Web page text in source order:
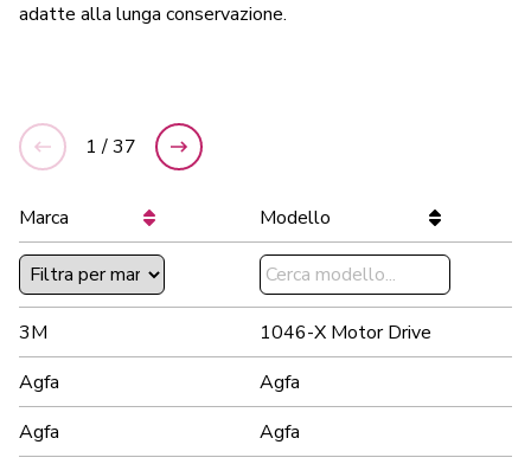
adatte alla lunga conservazione.
precedente
1 / 37 successiva
Marca ordinamento per Marca
Modello
3M
1046-X Motor Drive
Agfa
Agfa
Agfa
Agfa